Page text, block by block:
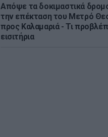
Απόψε τα δοκιμαστικά
την επέκταση του Μετρό
προς Καλαμαριά - Τι
εισιτήρια